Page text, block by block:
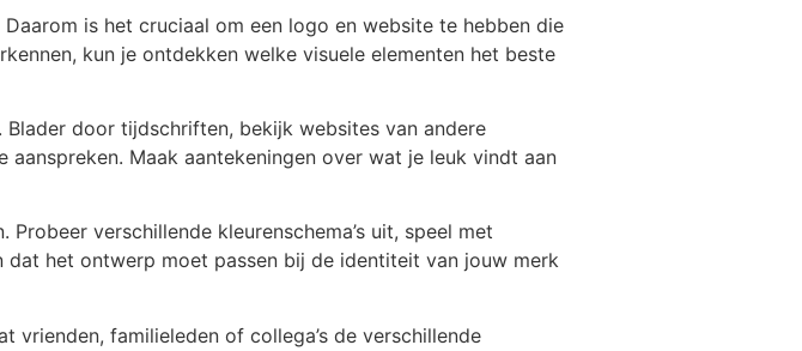
is het cruciaal om een logo en website te hebben die
kun je ontdekken welke visuele elementen het beste
door tijdschriften, bekijk websites van andere
Maak aantekeningen over wat je leuk vindt aan
verschillende kleurenschema’s uit, speel met
het ontwerp moet passen bij de identiteit van jouw merk
familieleden of collega’s de verschillende